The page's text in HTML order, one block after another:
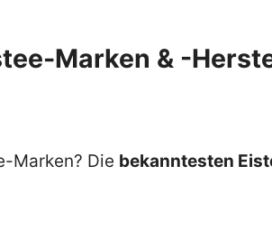
Marken & -
Marken? Die bekanntesten